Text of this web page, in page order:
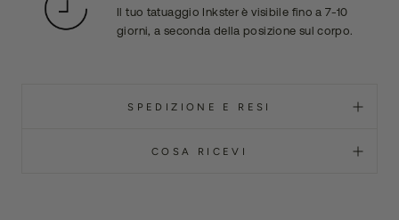
Il tuo tatuaggio Inkster è visibile fino a 7-10
giorni, a seconda della posizione sul corpo.
SPEDIZIONE E RESI
COSA RICEVI